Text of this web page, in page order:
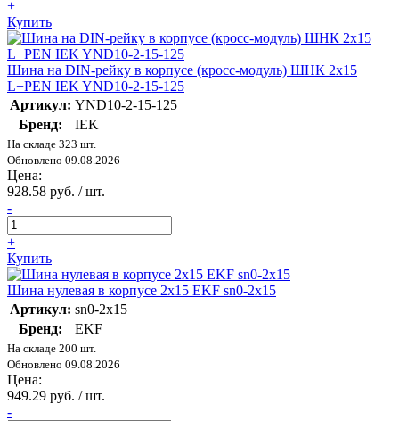
+
Купить
Шина на DIN-рейку в корпусе (кросс-модуль) ШНК 2х15
L+PEN IEK YND10-2-15-125
Артикул: YND10-2-15-125
Бренд:
IEK
На складе 323 шт.
Обновлено 09.08.2026
Цена:
928.58 руб. / шт.
-
+
Купить
Шина нулевая в корпусе 2х15 EKF sn0-2x15
Артикул: sn0-2x15
Бренд:
EKF
На складе 200 шт.
Обновлено 09.08.2026
Цена:
949.29 руб. / шт.
-